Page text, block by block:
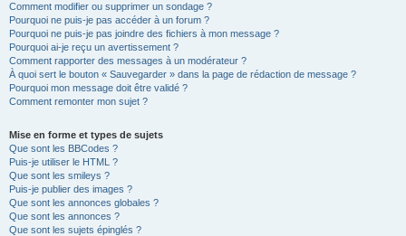
Comment modifier ou supprimer un sondage ?
Pourquoi ne puis-je pas accéder à un forum ?
Pourquoi ne puis-je pas joindre des fichiers à mon message ?
Pourquoi ai-je reçu un avertissement ?
Comment rapporter des messages à un modérateur ?
À quoi sert le bouton « Sauvegarder » dans la page de rédaction de message ?
Pourquoi mon message doit être validé ?
Comment remonter mon sujet ?
Mise en forme et types de sujets
Que sont les BBCodes ?
Puis-je utiliser le HTML ?
Que sont les smileys ?
Puis-je publier des images ?
Que sont les annonces globales ?
Que sont les annonces ?
Que sont les sujets épinglés ?